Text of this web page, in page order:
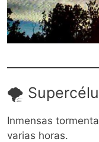
🌪️
Inmensas
varias horas.